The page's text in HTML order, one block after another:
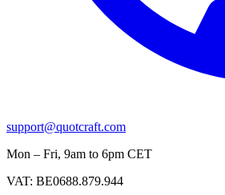
support@quotcraft.com
Mon – Fri, 9am to 6pm CET
VAT: BE0688.879.944